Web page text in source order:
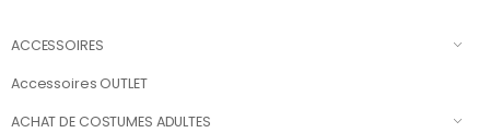
ACCESSOIRES
Accessoires OUTLET
ACHAT DE COSTUMES ADULTES